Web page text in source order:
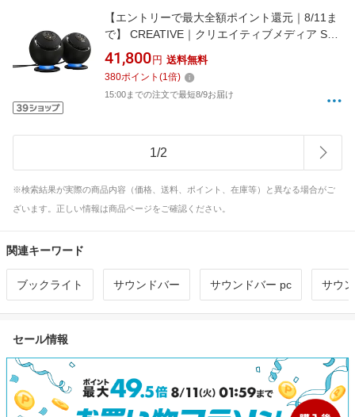
【エントリーで最大全額ポイント還元｜8/11ま
で】 CREATIVE｜クリエイティブメディア SP-
PBLNV-BKA PCスピーカー USB-C/3.5mm接続
Pebble Nova ブラック [USB電源 /2.0ch]
41,800 円 送料無料
380ポイント (1倍)
15:00までの注文で最短8/9お届け
1/2
※検索結果が実際の商品内容（価格、送料、ポイント、在庫等）と異なる場合がご
ざいます。正しい情報は商品ページをご確認ください。
関連キーワード
ブックライト サウンドバー サウンドバー pc サウ
セール情報